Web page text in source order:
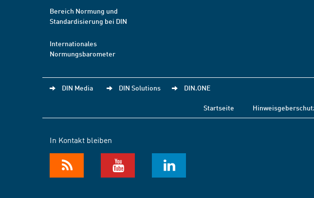
Bereich Normung und
Standardisierung bei DIN
Internationales
Normungsbarometer
DIN Media DIN Solutions DIN.ONE
Startseite
In Kontakt bleiben